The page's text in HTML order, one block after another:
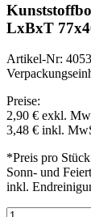
LxBxT
Artikel-Nr:
Preise:
2,90 € exkl.
3,48 € inkl.
*Preis pro
Sonn- und
inkl.